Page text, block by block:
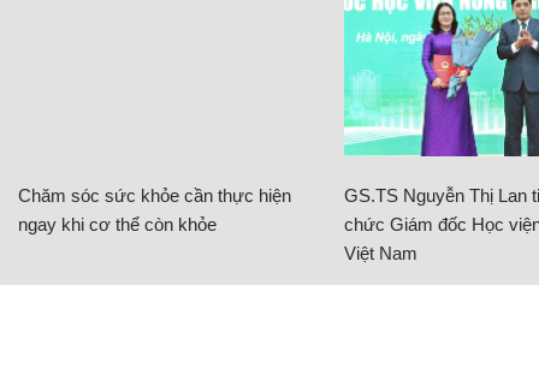
Chăm sóc sức khỏe cần thực hiện
ngay khi cơ thể còn khỏe
GS.TS Nguyễn Thị Lan
chức Giám đốc Học
Việt Nam